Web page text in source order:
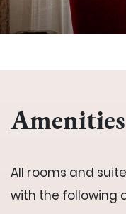
Amenities
All rooms and
with the following